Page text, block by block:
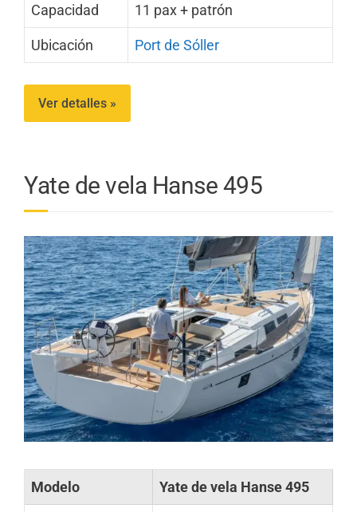
Capacidad 11 pax + patrón
Ubicación Port de Sóller
Ver detalles »
Yate de vela Hanse 495
Modelo Yate de vela Hanse 495